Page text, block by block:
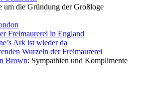
um die Gründung der Großloge
Freimaurerei in England
Ark ist wieder da
Wurzeln der Freimaurerei
Brown: Sympathien und Komplimente